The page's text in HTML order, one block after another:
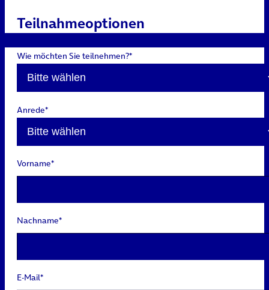
Teilnahmeoptionen
Wie möchten Sie teilnehmen?*
Anrede*
Vorname*
Nachname*
E-Mail*